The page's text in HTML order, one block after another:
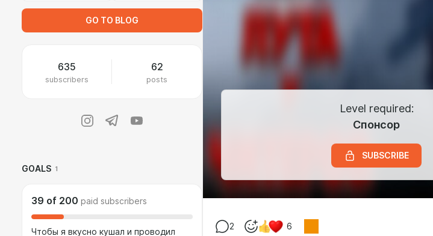
GO TO BLOG
635
subscribers
62
posts
GOALS 1
39 of 200 paid subscribers
Чтобы я вкусно кушал и проводил
Level required:
Спонсор
SUBSCRIBE
2 6